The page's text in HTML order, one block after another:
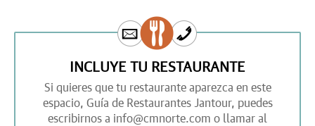
INCLUYE TU RESTAURANTE
Si quieres que tu restaurante aparezca en este
espacio, Guía de Restaurantes Jantour, puedes
escribirnos a info@cmnorte.com o llamar al